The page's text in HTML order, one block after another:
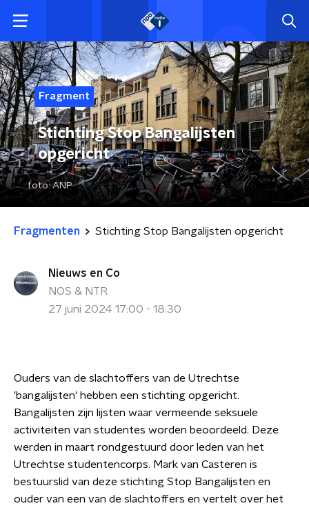
Fragment
Stichting Stop Bangalijsten
opgericht
foto:ANP
Fragmenten Stichting Stop Bangalijsten opgericht
Nieuws en Co
NOS & NTR
27 juni 2024 17:00 - 18:30
Ouders van de slachtoffers van de Utrechtse
'bangalijsten' hebben een stichting opgericht.
Bangalijsten zijn lijsten waar vermeende seksuele
activiteiten van studentes worden beoordeeld. Deze
werden in maart rondgestuurd door leden van het
Utrechtse studentencorps. Mark van Casteren is
bestuurslid van deze stichting Stop Bangalijsten en
ouder van een van de slachtoffers en vertelt over het